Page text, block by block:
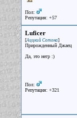
Пол:
Репутация: +57
Luficer
[Аццкий Сотона]
Прирожденный Джаец
Да, это негр :)
Пол:
Репутация: +321